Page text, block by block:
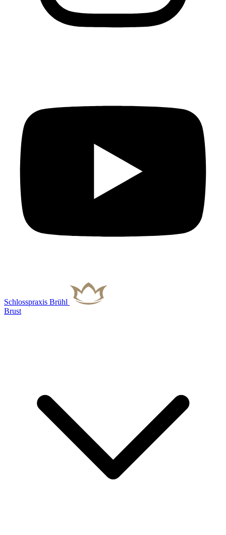
Schlosspraxis Brühl
Brust